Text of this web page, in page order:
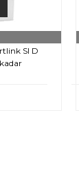
SI D